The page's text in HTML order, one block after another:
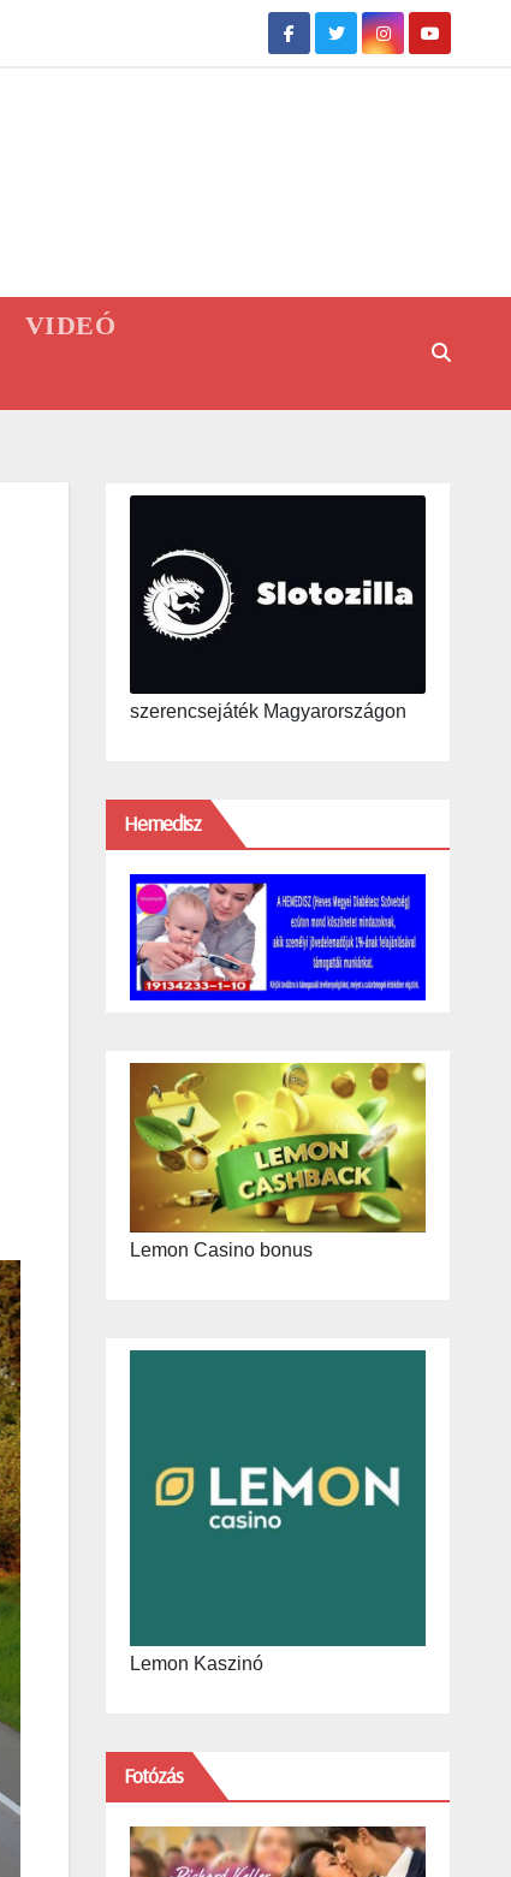
VIDEÓ
szerencsejáték Magyarországon
Hemedisz
Lemon Casino bonus
Lemon Kaszinó
Fotózás